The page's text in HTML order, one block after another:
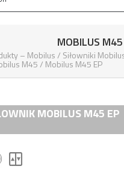
MOBILUS
– Mobilus/ Siłowniki
M45/ Mobilus M45 EP
MOBILUS M45 EP